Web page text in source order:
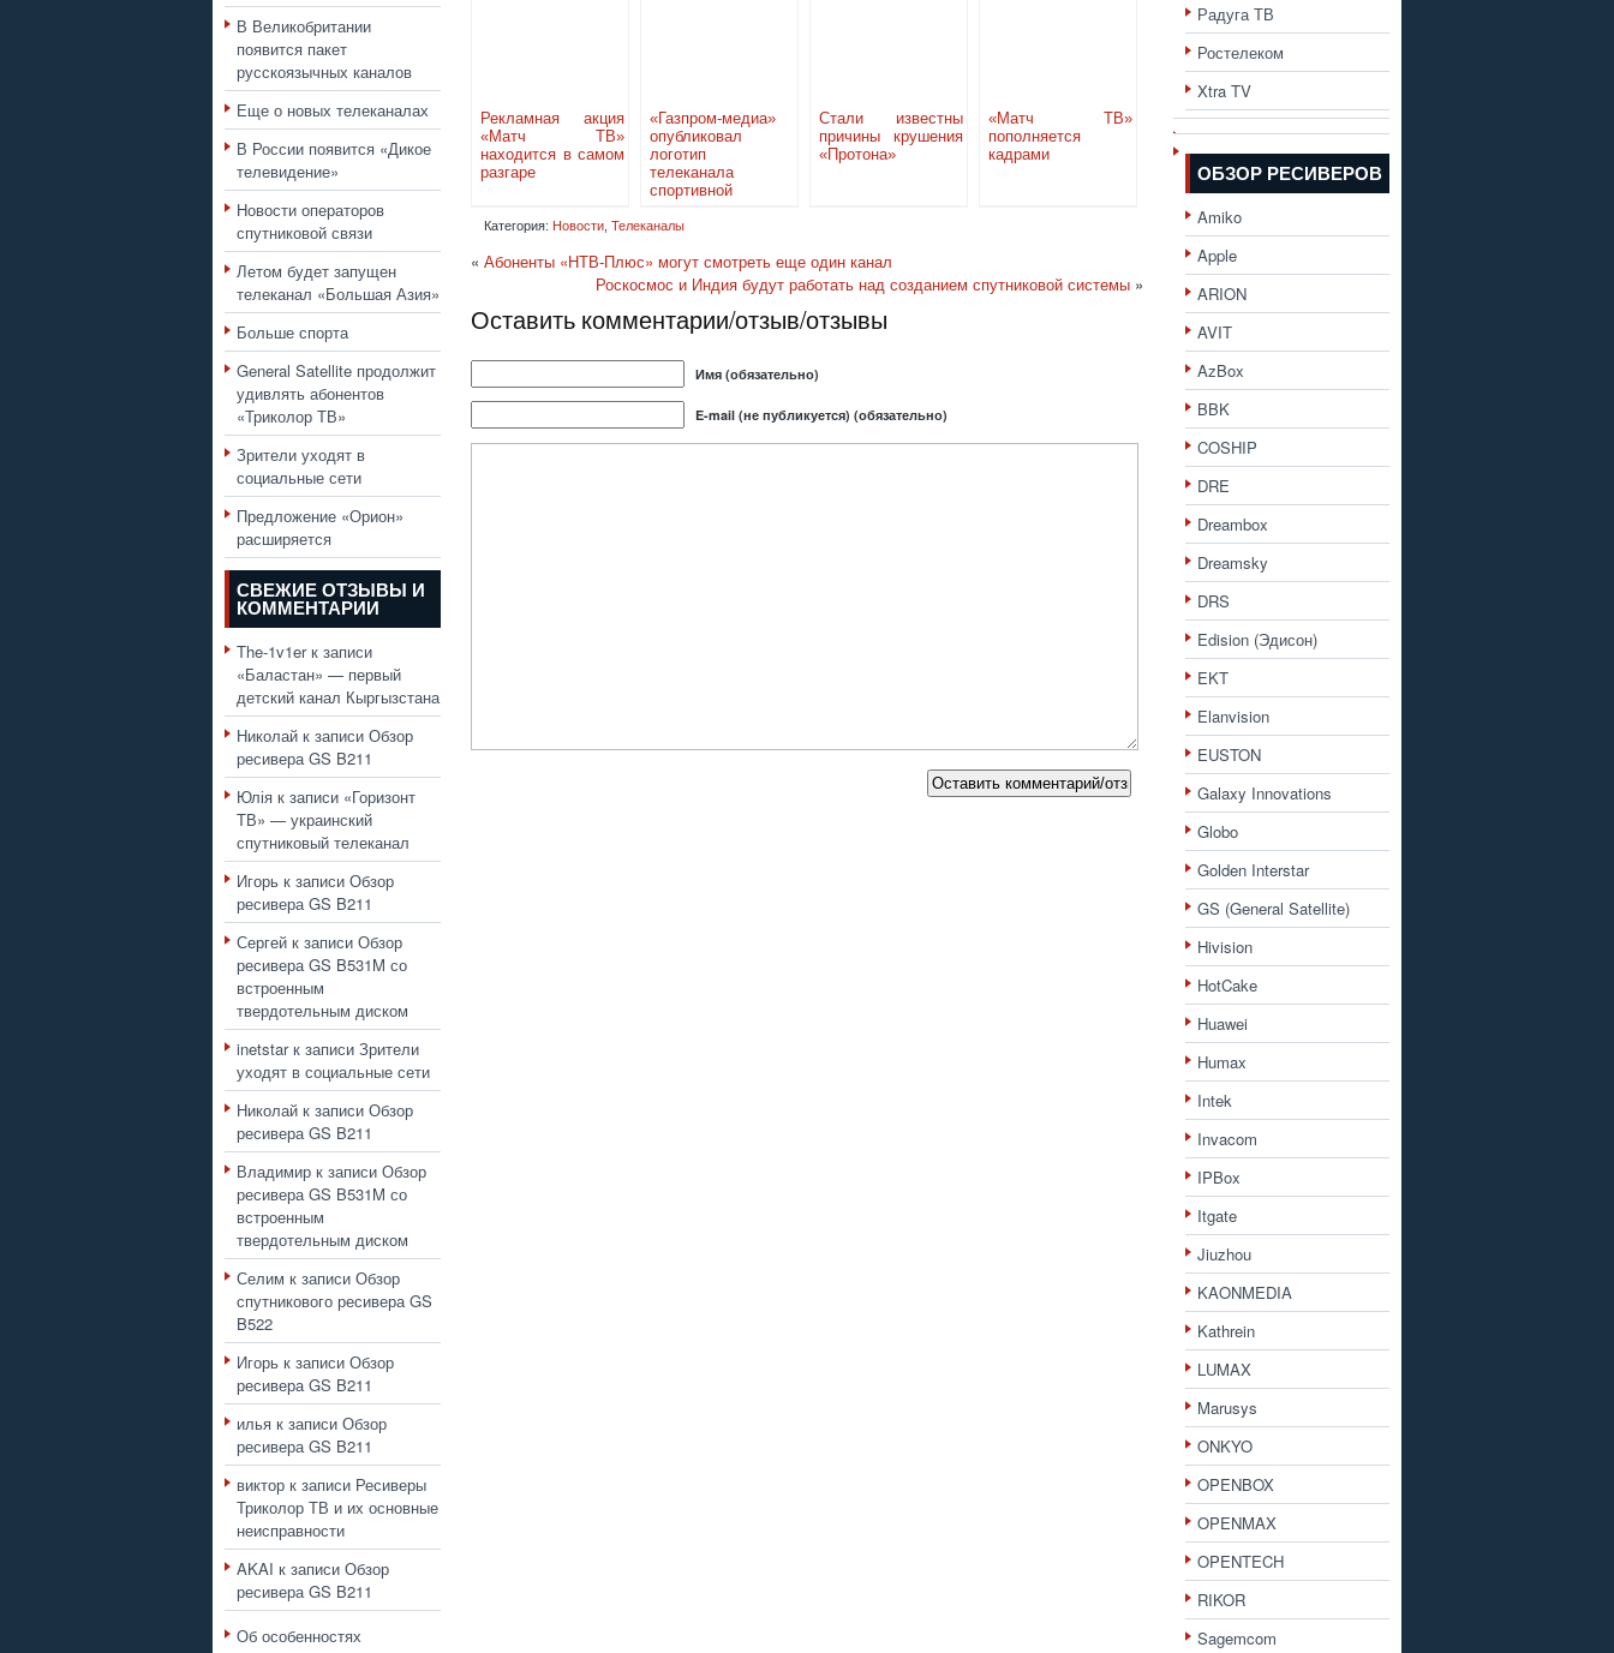
В Великобритании
появится пакет
русскоязычных каналов
Еще о новых телеканалах
В России появится «Дикое
телевидение»
Новости операторов
спутниковой связи
Летом будет запущен
телеканал «Большая Азия»
Больше спорта
General Satellite продолжит
удивлять абонентов
«Триколор ТВ»
Зрители уходят в
социальные сети
Предложение «Орион»
расширяется
СВЕЖИЕ ОТЗЫВЫ И
КОММЕНТАРИИ
The-1v1erк записи
«Баластан» — первый
детский канал Кыргызстана
Николай к записи Обзор
ресивера GS B211
Юлія к записи «Горизонт
ТВ» — украинский
спутниковый телеканал
Игорь к записи Обзор
ресивера GS B211
Сергей к записи Обзор
ресивера GS B531M со
встроенным
твердотельным диском
inetstarк записи Зрители
уходят в социальные сети
Николай к записи Обзор
ресивера GS B211
Владимир к записи Обзор
ресивера GS B531M со
встроенным
твердотельным диском
Селим к записи Обзор
спутникового ресивера GS
B522
Игорь к записи Обзор
ресивера GS B211
илья к записи Обзор
ресивера GS B211
виктор к записи Ресиверы
Триколор ТВ и их основные
неисправности
AKAI к записи Обзор
ресивера GS B211
Об особенностях
Рекламная акция
«Матч ТВ»
находится в самом
разгаре
«Газпром-медиа»
опубликовал
логотип
телеканала
спортивной
«Матч ТВ»
Стали известны
причины крушения
«Протона»
«Матч ТВ»
пополняется
кадрами
Категория: Новости Телеканалы
« Абоненты «НТВ-Плюс» могут смотреть еще один канал
Роскосмос и Индия будут работать над созданием спутниковой системы »
Оставить комментарии/отзыв/отзывы
Имя (обязательно)
E-mail (не публикуется) (обязательно)
Радуга ТВ
Ростелеком
Xtra TV
ОБЗОР РЕСИВЕРОВ
Amiko
Apple
ARION
AVIT
AzBox
BBK
COSHIP
DRE
Dreambox
Dreamsky
DRS
Edision (Эдисон)
EKT
Elanvision
EUSTON
Galaxy Innovations
Globo
Golden Interstar
GS (General Satellite)
Hivision
HotCake
Huawei
Humax
Intek
Invacom
IPBox
Itgate
Jiuzhou
KAONMEDIA
Kathrein
LUMAX
Marusys
ONKYO
OPENBOX
OPENMAX
OPENTECH
RIKOR
Sagemcom